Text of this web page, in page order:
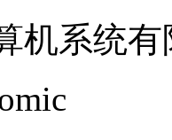
机系统有